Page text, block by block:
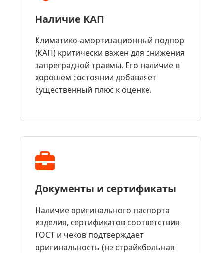
Наличие КАП
Климатико-амортизационный подпор
(КАП) критически важен для снижения
запреградной травмы. Его наличие в
хорошем состоянии добавляет
существенный плюс к оценке.
Документы и сертификаты
Наличие оригинального паспорта
изделия, сертификатов соответствия
ГОСТ и чеков подтверждает
оригинальность (не страйкбольная